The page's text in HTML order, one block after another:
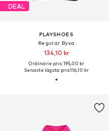
DEAL
PLAYSHOES
Regular Byxa
134,10 kr
Ordinarie pris: 195,00 kr
Senaste lägsta pris:116,10 kr